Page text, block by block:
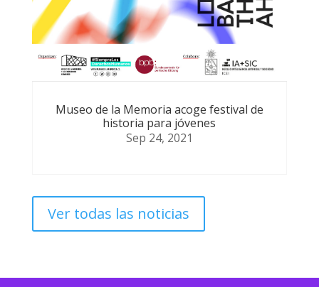
Museo de la Memoria acoge festival de
historia para jóvenes
Sep 24, 2021
Ver todas las noticias